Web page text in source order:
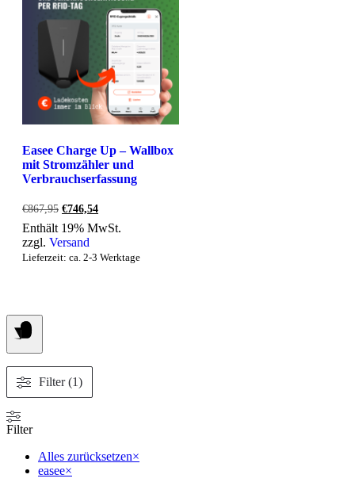
Easee Charge Up – Wallbox
mit Stromzähler und
Verbrauchserfassung
€867,95 Ursprünglicher
Preis
war:
€867,95
€746,54Aktueller
Preis
ist:
Enthält 19% MwSt.
zzgl. Versand
Lieferzeit: ca. 2-3 Werktage
Filter (1)
Filter
Alles zurücksetzen×
easee×